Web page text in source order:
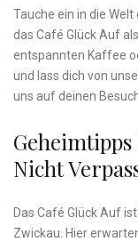
Tauche ein in die
das Café Glück ​Auf
entspannten Kaffee
und lass dich von
uns auf deinen
Nicht
Das Café ​Glück Auf
Zwickau.‍ Hier